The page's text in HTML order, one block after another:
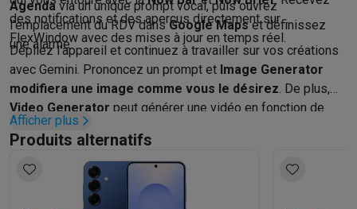
Agenda via un unique prompt vocal, puis ouvrez
l'emplacement du RDV dansGoogle Mapset définissez
une alarme.
des notifications et des aperçus directement sur
FlexWindow avec des mises à jour en temps réel.
Dépliez l'appareil et continuez à travailler sur vos créations
avec Gemini. Prononcez un prompt et Image Generator
modifiera une image comme vous le désirez. De plus,
Video Generator peut générer une vidéo en fonction de
votre style et de vos souhaits d’un simple prompt.
Afficher plus
Produits alternatifs